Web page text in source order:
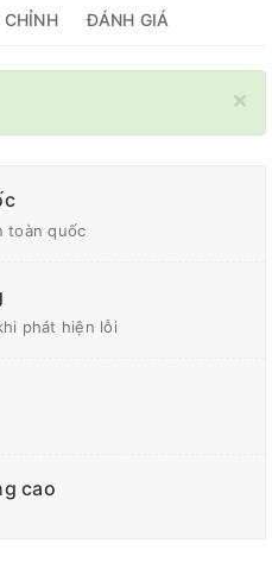
ĐÁNH GIÁ
×
toàn quốc
phát hiện lỗi
cao